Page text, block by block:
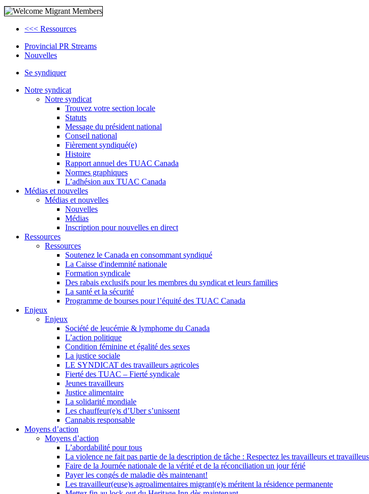
<<< Ressources
Provincial PR Streams
Nouvelles
Se syndiquer
Notre syndicat
Notre syndicat
Trouvez votre section locale
Statuts
Message du président national
Conseil national
Fièrement syndiqué(e)
Histoire
Rapport annuel des TUAC Canada
Normes graphiques
L’adhésion aux TUAC Canada
Médias et nouvelles
Médias et nouvelles
Nouvelles
Médias
Inscription pour nouvelles en direct
Ressources
Ressources
Soutenez le Canada en consommant syndiqué
La Caisse d'indemnité nationale
Formation syndicale
Des rabais exclusifs pour les membres du syndicat et leurs families
La santé et la sécurité
Programme de bourses pour l’équité des TUAC Canada
Enjeux
Enjeux
Société de leucémie & lymphome du Canada
L’action politique
Condition féminine et égalité des sexes
La justice sociale
LE SYNDICAT des travailleurs agricoles
Fierté des TUAC – Fierté syndicale
Jeunes travailleurs
Justice alimentaire
La solidarité mondiale
Les chauffeur(e)s d’Uber s’unissent
Cannabis responsable
Moyens d’action
Moyens d’action
L’abordabilité pour tous
La violence ne fait pas partie de la description de tâche : Respectez les travailleurs et
Faire de la Journée nationale de la vérité et de la réconciliation un jour férié
Payer les congés de maladie dès maintenant!
Les travailleur(euse)s agroalimentaires migrant(e)s méritent la résidence permanente